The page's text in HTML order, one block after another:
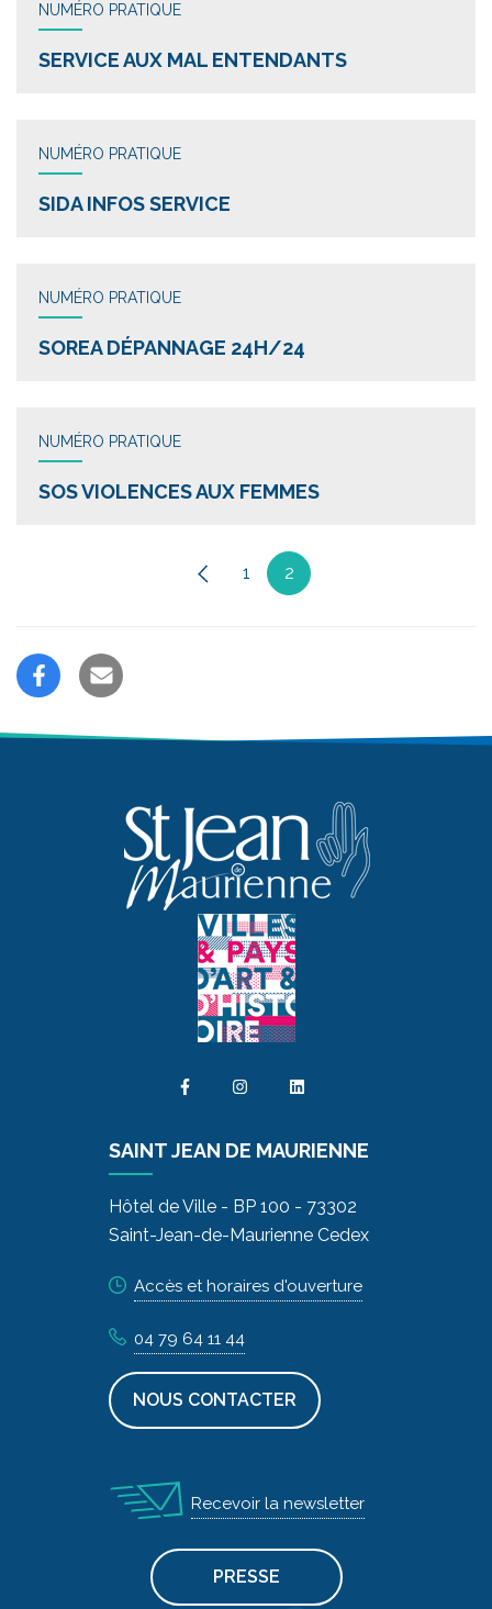
NUMÉRO PRATIQUE
SERVICE AUX MAL ENTENDANTS
NUMÉRO PRATIQUE
SIDA INFOS SERVICE
NUMÉRO PRATIQUE
SOREA DÉPANNAGE 24H/24
NUMÉRO PRATIQUE
SOS VIOLENCES AUX FEMMES
1 2
SAINT JEAN DE MAURIENNE
Hôtel de Ville - BP 100 - 73302
Saint-Jean-de-Maurienne Cedex
Accès et horaires d'ouverture
04 79 64 11 44
NOUS CONTACTER
Recevoir la newsletter
PRESSE